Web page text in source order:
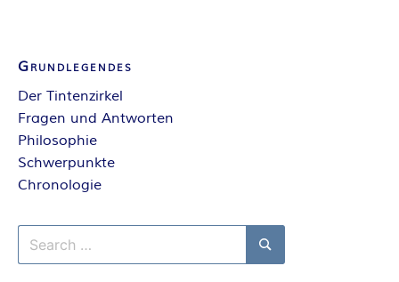
A
S
Y
A
U
Grundlegendes
Der Tintenzirkel
Fragen und Antworten
Philosophie
Schwerpunkte
Chronologie
Search
for:
Search